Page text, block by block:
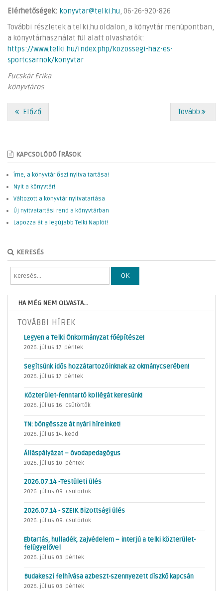
Elérhetőségek: konyvtar@telki.hu, 06-26-920-826
További részletek a telki.hu oldalon, a könyvtár menüpontban,
a könyvtárhasználat fül alatt olvashatók:
https://www.telki.hu/index.php/kozossegi-haz-es-
sportcsarnok/konyvtar
Fucskár Erika
könyvtáros
Előző Tovább
KAPCSOLÓDÓ ÍRÁSOK
Íme, a könyvtár őszi nyitva tartása!
Nyit a könyvtár!
Változott a könyvtár nyitvatartása
Új nyitvatartási rend a könyvtárban
Lapozza át a legújabb Telki Naplót!
KERESÉS
OK
HA MÉG NEM OLVASTA...
TOVÁBBI HÍREK
Legyen a Telki Önkormányzat főépítésze!
2026. július 17. péntek
Segítsünk idős hozzátartozóinknak az okmánycserében!
2026. július 17. péntek
Közterület-fenntartó kollégát keresünk!
2026. július 16. csütörtök
TN: böngéssze át nyári híreinket!
2026. július 14. kedd
Álláspályázat – óvodapedagógus
2026. július 10. péntek
2026.07.14 -Testületi ülés
2026. július 09. csütörtök
2026.07.14 - SZEIK Bizottsági ülés
2026. július 09. csütörtök
Ebtartás, hulladék, zajvédelem – interjú a telki közterület-
felügyelővel
2026. július 03. péntek
Budakeszi felhívása azbeszt-szennyezett díszkő kapcsán
2026. július 03. péntek